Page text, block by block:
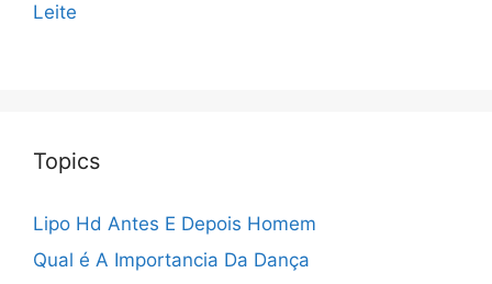
Leite
Topics
Lipo Hd Antes E Depois Homem
Qual é A Importancia Da Dança